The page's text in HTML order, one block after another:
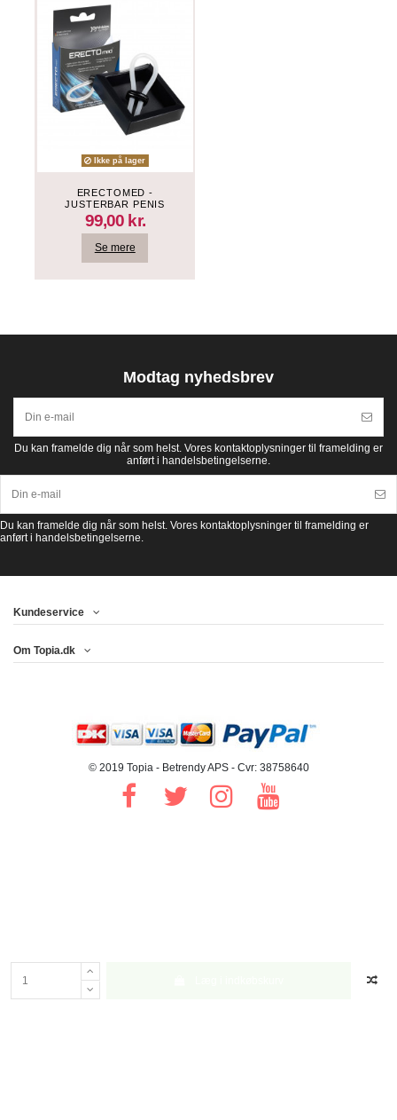
Ikke på lager
ERECTOMED -
JUSTERBAR PENIS
RING - GENNEMSIGTIG
99,00 kr.
Se mere
Modtag nyhedsbrev
Du kan framelde dig når som helst. Vores kontaktoplysninger til framelding er
anført i handelsbetingelserne.
Du kan framelde dig når som helst. Vores kontaktoplysninger til framelding er
anført i handelsbetingelserne.
Kundeservice
Om Topia.dk
© 2019 Topia - Betrendy APS - Cvr: 38758640